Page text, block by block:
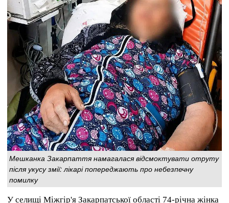
Мешканка Закарпаття намагалася відсмоктувати отруту
після укусу змії: лікарі попереджають про небезпечну
помилку
У селищі Міжгір'я Закарпатської області 74-річна жінка